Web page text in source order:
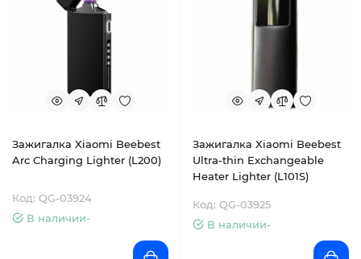
Зажигалка Xiaomi Beebest
Arc Charging Lighter (L200)
Код: QG-03924
В наличии-
Зажигалка Xiaomi Beebest
Ultra-thin Exchangeable
Heater Lighter (L101S)
Код: QG-03925
В наличии-